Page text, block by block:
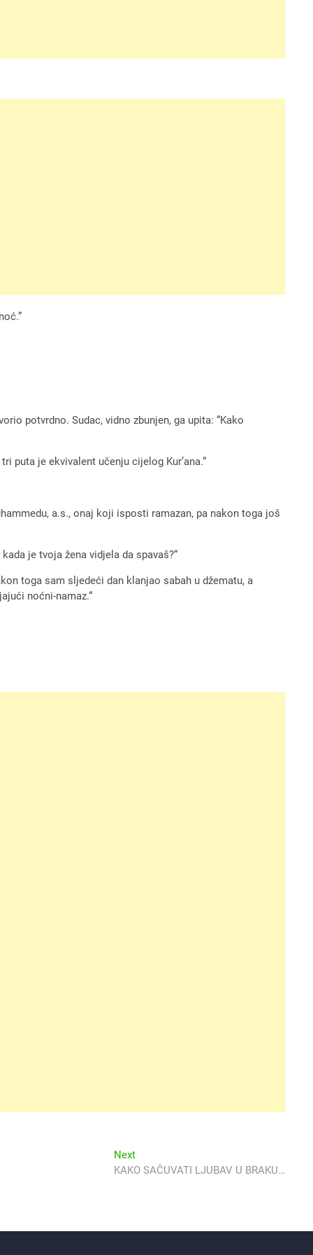
potvrdno. Sudac, vidno zbunjen, ga upita: “Kako
puta je ekvivalent učenju cijelog Kur’ana.“
a.s., onaj koji isposti ramazan, pa nakon toga još
je tvoja žena vidjela da spavaš?“
toga sam sljedeći dan klanjao sabah u džematu, a
noćni-namaz.“
NextNext
post:
KAKO SAČUVATI LJUBAV U BRAKU…